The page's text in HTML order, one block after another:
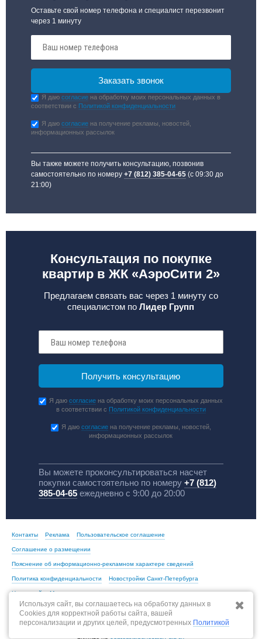
Оставьте свой номер телефона и специалист перезвонит
через 1 минуту
Я даюсогласие на обработку моих персональных данных в
соответствии с Политикой конфиденциальности
Я даюсогласие на получение рекламы, новостей,
информационных рассылок
Вы также можете получить консультацию, позвонив
самостоятельно по номеру+7 (812) 385-04-65 (с 09:30 до
21:00)
Консультация по покупке
квартир в ЖК «АэроСити 2»
Предлагаем связать вас через 1 минуту со
специалистом поЛидер Групп
Я даюсогласие на обработку моих персональных данных
в соответствии с Политикой конфиденциальности
Я даю согласиена получение рекламы, новостей,
информационных рассылок
Вы можете проконсультироваться насчет
покупки самостоятельно по номеру +7 (812)
385-04-65ежедневно с 9:00 до 20:00
Контакты Реклама Пользовательское соглашение
Соглашение о размещении
Пояснение об информационно-рекламном характере сведений
Политика конфиденциальности Новостройки Санкт-Петербурга
Новостройки Москвы
По всем вопросам, связанным с актуальностью информации на портале,
Используя сайт, вы соглашаетесь на обработку данных в
Cookies для корректной работы сайта, вашей
персонализации и других целей, предусмотренных Политикой